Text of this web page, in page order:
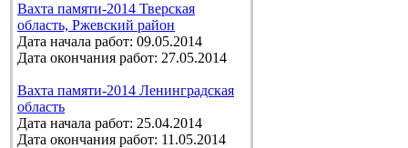
Вахта памяти-2014 Тверская
область, Ржевский район
Дата начала работ: 09.05.2014
Дата окончания работ: 27.05.2014
Вахта памяти-2014 Ленинградская
область
Дата начала работ: 25.04.2014
Дата окончания работ: 11.05.2014